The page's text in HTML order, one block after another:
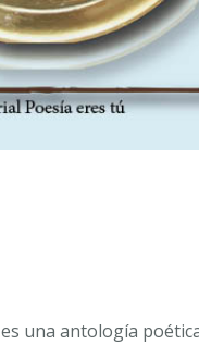
es una antología